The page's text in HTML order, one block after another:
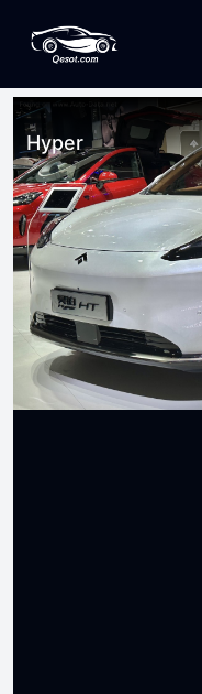
Hyper